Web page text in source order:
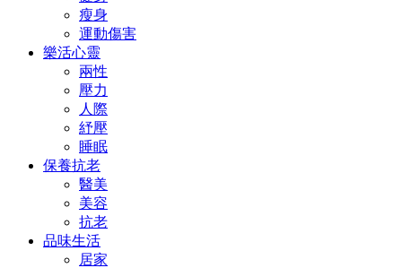
瘦身
運動傷害
樂活心靈
兩性
壓力
人際
紓壓
睡眠
保養抗老
醫美
美容
抗老
品味生活
居家